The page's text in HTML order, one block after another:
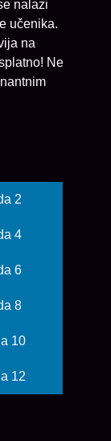
nalazi
učenika.
na
Ne
2
4
6
8
10
12